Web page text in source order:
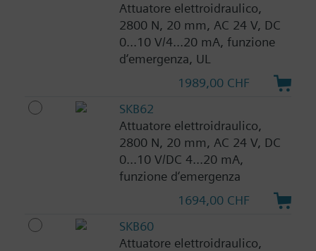
Attuatore elettroidraulico,
2800 N, 20 mm, AC 24 V, DC
0...10 V/4...20 mA, funzione
d‘emergenza, UL
1989,00 CHF
SKB62
Attuatore elettroidraulico,
2800 N, 20 mm, AC 24 V, DC
0...10 V/DC 4...20 mA,
funzione d‘emergenza
1694,00 CHF
SKB60
Attuatore elettroidraulico,